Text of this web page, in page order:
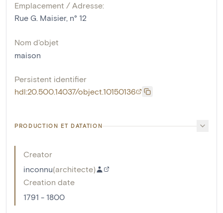
Emplacement / Adresse:
Rue G. Maisier, n° 12
Nom d'objet
maison
Persistent identifier
hdl:20.500.14037/object.10150136
PRODUCTION ET DATATION
Creator
inconnu(architecte)
Creation date
1791 - 1800